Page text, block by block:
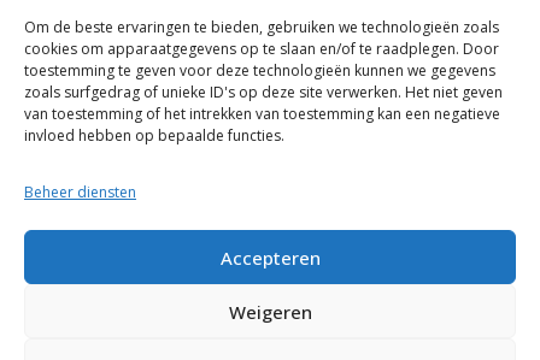
Om de beste ervaringen te bieden, gebruiken we technologieën zoals
cookies om apparaatgegevens op te slaan en/of te raadplegen. Door
toestemming te geven voor deze technologieën kunnen we gegevens
zoals surfgedrag of unieke ID's op deze site verwerken. Het niet geven
van toestemming of het intrekken van toestemming kan een negatieve
invloed hebben op bepaalde functies.
Beheer diensten
Accepteren
Weigeren
PRODUCTEN ZOEKEN
Zoeken
naar:
Zoeken
10